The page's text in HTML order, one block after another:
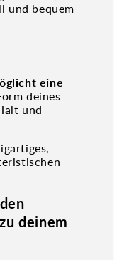
und bequem
eine
deines
und
deinem